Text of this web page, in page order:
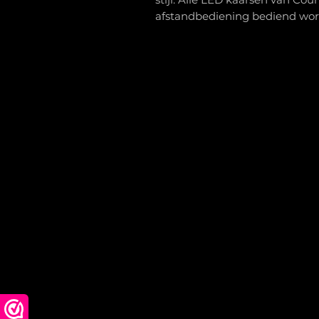
afstandbediening bediend